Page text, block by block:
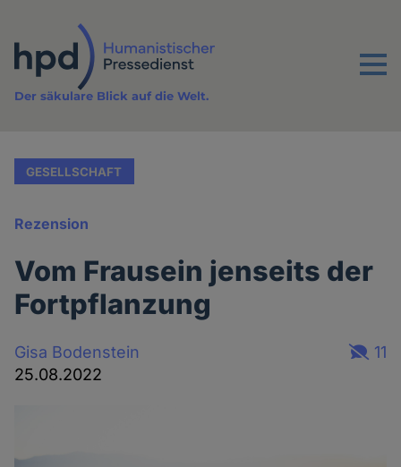
Inhalt
Menu
Der säkulare Blick auf die Welt.
GESELLSCHAFT
Rezension
Vom Frausein jenseits der
Fortpflanzung
Gisa Bodenstein
25.08.2022
11